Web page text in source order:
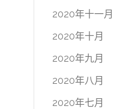
2020年十一月
2020年十月
2020年九月
2020年八月
2020年七月